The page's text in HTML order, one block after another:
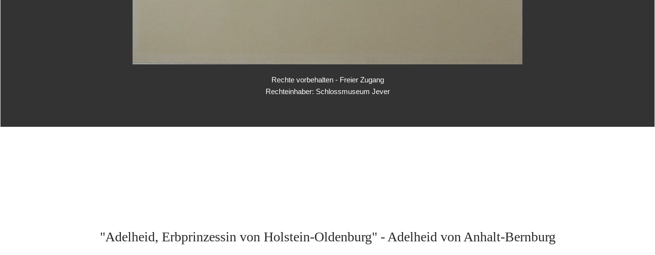
Rechte vorbehalten - Freier Zugang
Rechteinhaber: Schlossmuseum Jever
"Adelheid, Erbprinzessin von Holstein-Oldenburg" - Adelheid von Anhalt-Bernburg